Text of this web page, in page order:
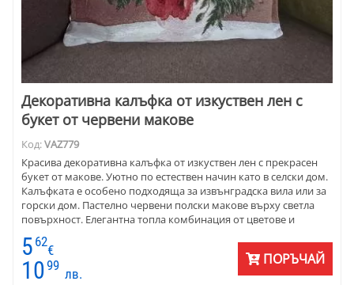
Декоративна калъфка от изкуствен лен с
букет от червени макове
Код:VAZ779
Красива декоративна калъфка от изкуствен лен с прекрасен
букет от макове. Уютно по естествен начин като в селски дом.
Калъфката е особено подходяща за извънградска вила или за
горски дом. Пастелно червени полски макове върху светла
повърхност. Елегантна топла комбинация от цветове и
5 62
€
1099
лв.
ПОРЪЧАЙ